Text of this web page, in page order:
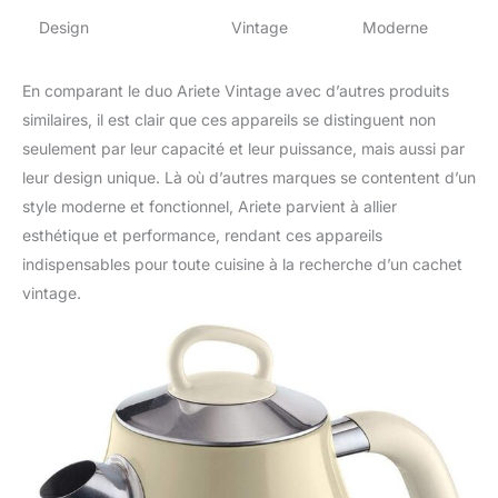
Design Vintage Moderne
En comparant le duo Ariete Vintage avec d’autres produits
similaires, il est clair que ces appareils se distinguent non
seulement par leur capacité et leur puissance, mais aussi par
leur design unique. Là où d’autres marques se contentent d’un
style moderne et fonctionnel, Ariete parvient à allier
esthétique et performance, rendant ces appareils
indispensables pour toute cuisine à la recherche d’un cachet
vintage.